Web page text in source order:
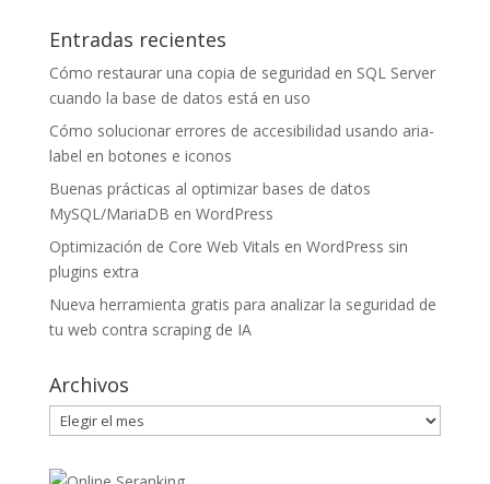
Entradas recientes
Cómo restaurar una copia de seguridad en SQL Server
cuando la base de datos está en uso
Cómo solucionar errores de accesibilidad usando aria-
label en botones e iconos
Buenas prácticas al optimizar bases de datos
MySQL/MariaDB en WordPress
Optimización de Core Web Vitals en WordPress sin
plugins extra
Nueva herramienta gratis para analizar la seguridad de
tu web contra scraping de IA
Archivos
Archivos